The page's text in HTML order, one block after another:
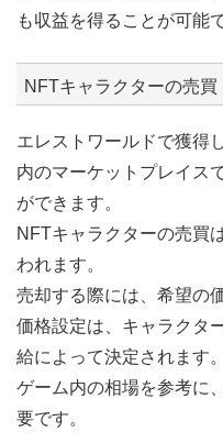
も収益を得ることが可能
NFTキャラクターの売買
エレストワールドで獲得
内のマーケットプレイス
ができます。
NFTキャラクターの売買
われます。
売却する際には、希望の
価格設定は、キャラクタ
給によって決定されます。
ゲーム内の相場を参考に
要です。